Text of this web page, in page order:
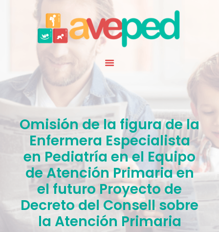
Omisión de la figura de la
Enfermera Especialista
en Pediatría en el Equipo
de Atención Primaria en
el futuro Proyecto de
Decreto del Consell sobre
la Atención Primaria
QUIENES SOMOS
ESPECIALIDAD
NOTICIAS
RECURSOS
AGENDA
SOCIOS
CONTACTO